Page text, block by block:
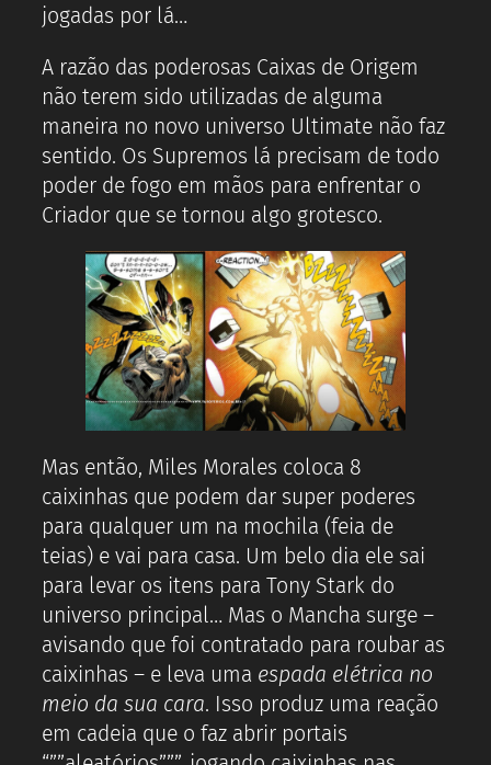
jogadas por lá…
A razão das poderosas Caixas de Origem
não terem sido utilizadas de alguma
maneira no novo universo Ultimate não faz
sentido. Os Supremos lá precisam de todo
poder de fogo em mãos para enfrentar o
Criador que se tornou algo grotesco.
Mas então, Miles Morales coloca 8
caixinhas que podem dar super poderes
para qualquer um na mochila (feia de
teias) e vai para casa. Um belo dia ele sai
para levar os itens para Tony Stark do
universo principal… Mas o Mancha surge –
avisando que foi contratado para roubar as
caixinhas – e leva uma espada elétrica no
meio da sua cara. Isso produz uma reação
em cadeia que o faz abrir portais